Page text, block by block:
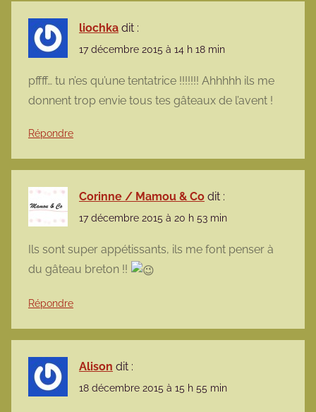
liochka dit :
17 décembre 2015 à 14 h 18 min
pffff… tu n’es qu’une tentatrice !!!!!!! Ahhhhh ils me
donnent trop envie tous tes gâteaux de l’avent !
Répondre
Corinne / Mamou & Co dit :
17 décembre 2015 à 20 h 53 min
Ils sont super appétissants, ils me font penser à
du gâteau breton !!
Répondre
Alison dit :
18 décembre 2015 à 15 h 55 min